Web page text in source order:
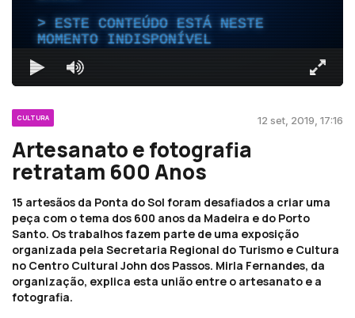
ESTE CONTEÚDO ESTÁ NESTE
MOMENTO INDISPONÍVEL
CULTURA 12 set, 2019, 17:16
Artesanato e fotografia
retratam 600 Anos
15 artesãos da Ponta do Sol foram desafiados a criar uma
peça com o tema dos 600 anos da Madeira e do Porto
Santo. Os trabalhos fazem parte de uma exposição
organizada pela Secretaria Regional do Turismo e Cultura
no Centro Cultural John dos Passos. Mirla Fernandes, da
organização, explica esta união entre o artesanato e a
fotografia.